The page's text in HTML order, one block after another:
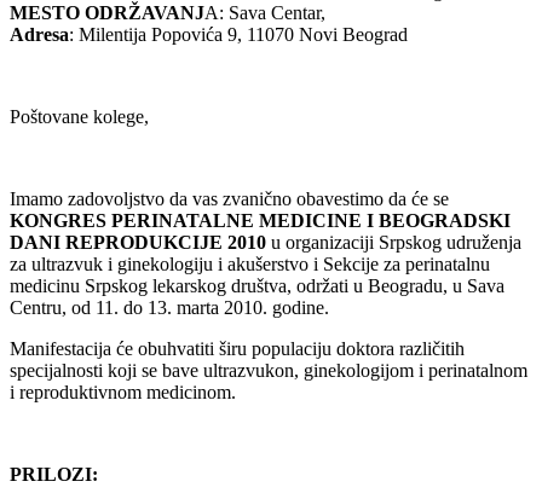
MESTO ODRŽAVANJA: Sava Centar,
Adresa: Milentija Popovića 9, 11070 Novi Beograd
Poštovane kolege,
Imamo zadovoljstvo da vas zvanično obavestimo da će se
KONGRES PERINATALNE MEDICINE I BEOGRADSKI
DANI REPRODUKCIJE 2010 u organizaciji Srpskog udruženja
za ultrazvuk i ginekologiju i akušerstvo i Sekcije za perinatalnu
medicinu Srpskog lekarskog društva, održati u Beogradu, u Sava
Centru, od 11. do 13. marta 2010. godine.
Manifestacija će obuhvatiti širu populaciju doktora različitih
specijalnosti koji se bave ultrazvukon, ginekologijom i perinatalnom
i reproduktivnom medicinom.
PRILOZI: